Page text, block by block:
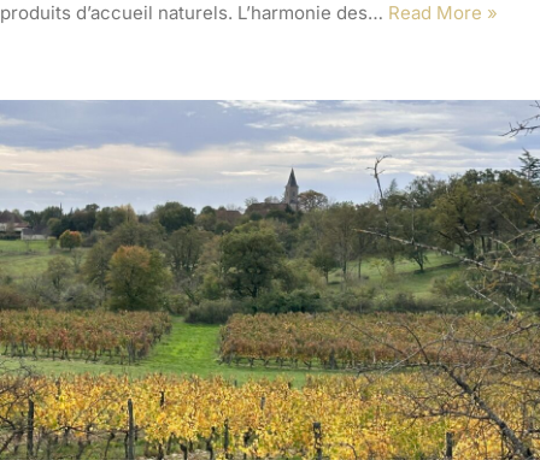
produits d’accueil naturels. L’harmonie des… Read More »